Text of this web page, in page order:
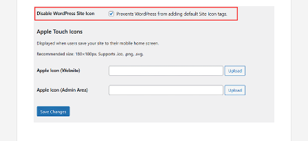
Luego, desplázate hacia abajo y haz clic en el botón
‘Guardar Cambios’.